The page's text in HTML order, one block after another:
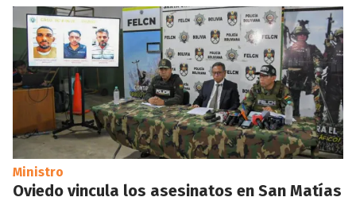
Ministro
Oviedo vincula los asesinatos en San Matías